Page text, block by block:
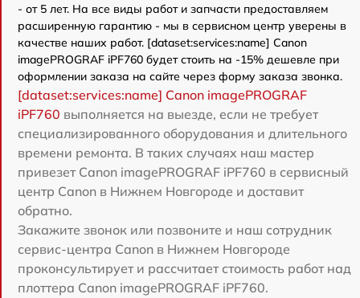
- от 5 лет. На все виды работ и запчасти предоставляем
расширенную гарантию - мы в сервисном центр уверены в
качестве наших работ. [dataset:services:name] Canon
imagePROGRAF iPF760 будет стоить на -15% дешевле при
оформлении заказа на сайте через форму заказа звонка.
[dataset:services:name] Canon imagePROGRAF
iPF760 выполняется на выезде, если не требует
специализированного оборудования и длительного
времени ремонта. В таких случаях наш мастер
привезет Canon imagePROGRAF iPF760 в сервисный
центр Canon в Нижнем Новгороде и доставит
обратно.
Закажите звонок или позвоните и наш сотрудник
сервис-центра Canon в Нижнем Новгороде
проконсультирует и рассчитает стоимость работ над
плоттера Canon imagePROGRAF iPF760.